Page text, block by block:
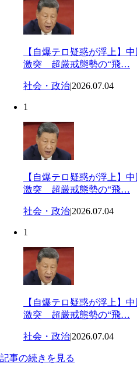
【自爆テロ疑惑が浮上】
激突 超厳戒態勢の“飛…
社会・政治|2026.07.04
1
【自爆テロ疑惑が浮上】
激突 超厳戒態勢の“飛…
社会・政治|2026.07.04
1
【自爆テロ疑惑が浮上】
激突 超厳戒態勢の“飛…
社会・政治|2026.07.04
記事の続きを見る